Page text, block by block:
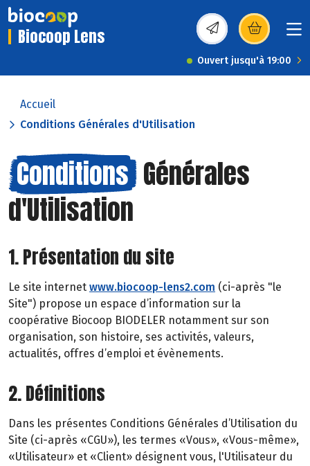
Biocoop Lens (s’ouvre dans une
Ouvert jusqu'à 19:00
Accueil
Conditions Générales d'Utilisation
Conditions Générales
d'Utilisation
1. Présentation du site
Le site internet www.biocoop-lens2.com (ci-après "le
Site") propose un espace d’information sur la
coopérative Biocoop BIODELER notamment sur son
organisation, son histoire, ses activités, valeurs,
actualités, offres d’emploi et évènements.
2. Définitions
Dans les présentes Conditions Générales d’Utilisation du
Site (ci-après «CGU»), les termes «Vous», «Vous-même»,
«Utilisateur» et «Client» désignent vous, l'Utilisateur du